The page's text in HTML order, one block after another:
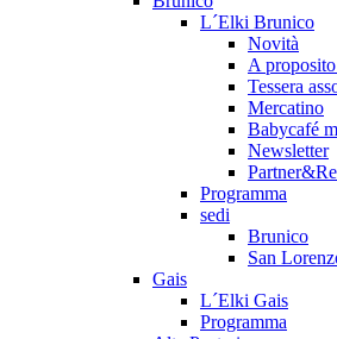
L´Elki Brunico
Novità
A
Tessera
Mercatino
Babycafé
Newsletter
Programma
sedi
Brunico
San
Gais
L´Elki Gais
Programma